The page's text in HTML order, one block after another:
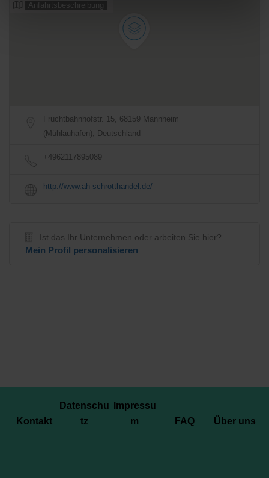
Anfahrtsbeschreibung
Fruchtbahnhofstr. 15, 68159 Mannheim
(Mühlauhafen), Deutschland
+4962117895089
http://www.ah-schrotthandel.de/
Ist das Ihr Unternehmen oder arbeiten Sie hier?
Mein Profil personalisieren
Kontakt
Datenschu
tz
Impressu
m
FAQ Über uns